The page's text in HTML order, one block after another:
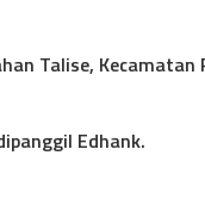
Talise,
Edhank.